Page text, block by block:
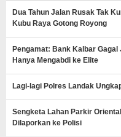
Dua Tahun Jalan Rusak Tak
Kubu Raya Gotong Royong
Pengamat: Bank Kalbar
Hanya Mengabdi ke Elite
Lagi-lagi Polres Landak
Sengketa Lahan Parkir
Dilaporkan ke Polisi